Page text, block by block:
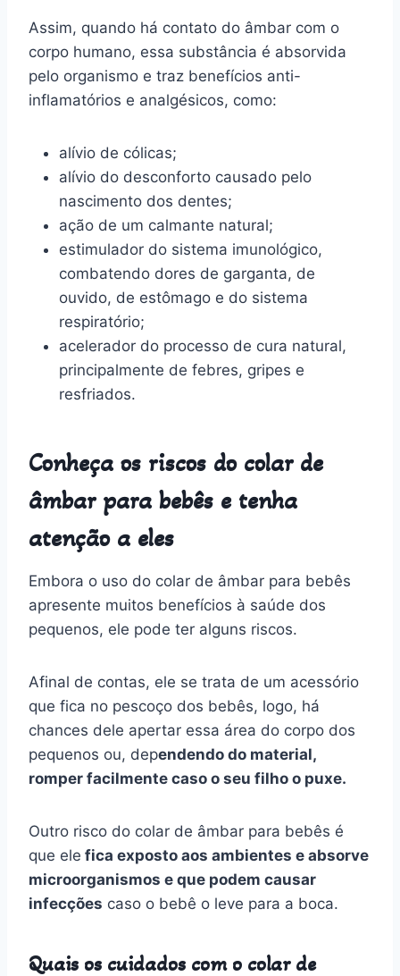
Assim, quando há contato do âmbar com o
corpo humano, essa substância é absorvida
pelo organismo e traz benefícios anti-
inflamatórios e analgésicos, como:
alívio de cólicas;
alívio do desconforto causado pelo
nascimento dos dentes;
ação de um calmante natural;
estimulador do sistema imunológico,
combatendo dores de garganta, de
ouvido, de estômago e do sistema
respiratório;
acelerador do processo de cura natural,
principalmente de febres, gripes e
resfriados.
Conheça os riscos do colar de
âmbar para bebês e tenha
atenção a eles
Embora o uso do colar de âmbar para bebês
apresente muitos benefícios à saúde dos
pequenos, ele pode ter alguns riscos.
Afinal de contas, ele se trata de um acessório
que fica no pescoço dos bebês, logo, há
chances dele apertar essa área do corpo dos
pequenos ou, dependendo do material,
romper facilmente caso o seu filho o puxe.
Outro risco do colar de âmbar para bebês é
que ele fica exposto aos ambientes e absorve
microorganismos e que podem causar
infecções caso o bebê o leve para a boca.
Quais os cuidados com o colar de